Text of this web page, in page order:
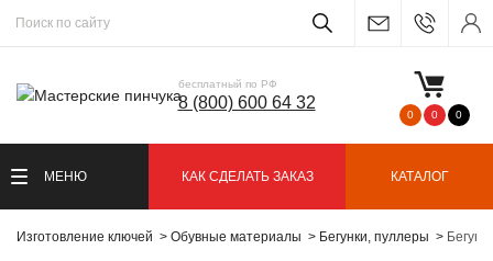
бесплатный по РФ
8 (800) 600 64 32
0 0 0
МЕНЮ КАК СДЕЛАТЬ ЗАКАЗ КАТАЛОГ
Изготовление ключей Обувные материалы Бегунки, пуллеры